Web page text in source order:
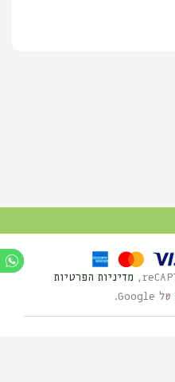
מדיניות הפרטיות
של Google.